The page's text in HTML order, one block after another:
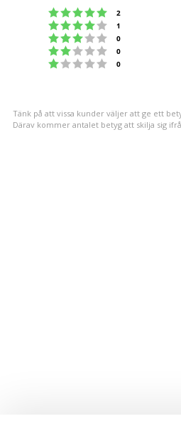
Betyg: 5
2
Betyg: 4
1
Betyg: 3
0
Betyg: 2
0
Betyg: 1
0
Tänk på att vissa kunder väljer att ge ett
Därav kommer antalet betyg att skilja sig